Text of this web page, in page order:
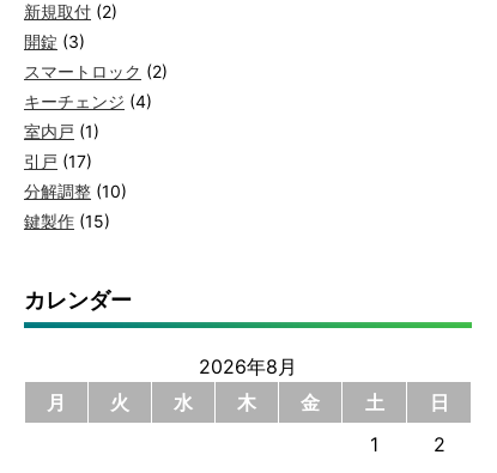
新規取付 (2)
開錠 (3)
スマートロック (2)
キーチェンジ (4)
室内戸 (1)
引戸 (17)
分解調整 (10)
鍵製作 (15)
カレンダー
2026年8月
月
火 水 木 金 土
日
1
2